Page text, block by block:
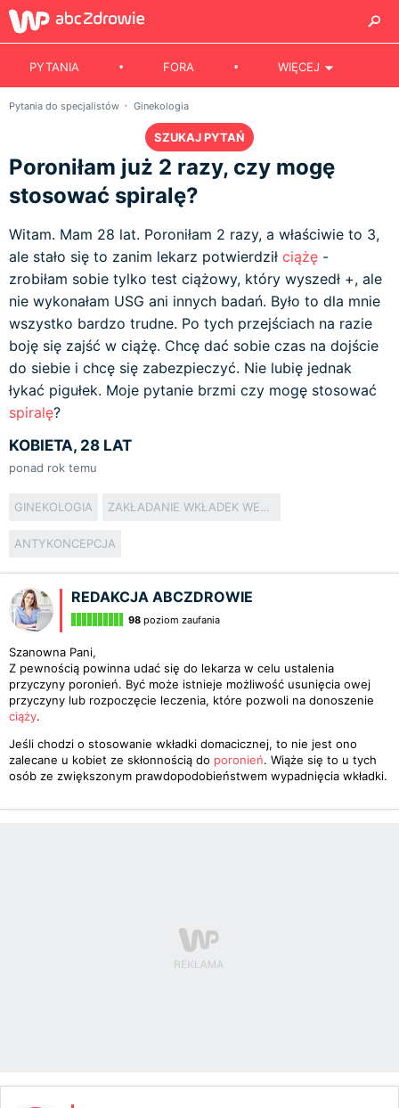
PYTANIA FORA WIĘCEJ
Pytania do specjalistów Ginekologia
SZUKAJ PYTAŃ
Poroniłam już 2 razy, czy mogę
stosować spiralę?
Witam. Mam 28 lat. Poroniłam 2 razy, a właściwie to 3,
ale stało się to zanim lekarz potwierdził ciążę -
zrobiłam sobie tylko test ciążowy, który wyszedł +, ale
nie wykonałam USG ani innych badań. Było to dla mnie
wszystko bardzo trudne. Po tych przejściach na razie
boję się zajść w ciążę. Chcę dać sobie czas na dojście
do siebie i chcę się zabezpieczyć. Nie lubię jednak
łykać pigułek. Moje pytanie brzmi czy mogę stosować
spiralę?
KOBIETA, 28 LAT
ponad rok temu
GINEKOLOGIA ZAKŁADANIE WKŁADEK WEWNĄTRZMACICZNYCH
ANTYKONCEPCJA
REDAKCJA ABCZDROWIE
98 poziom zaufania
Szanowna Pani,
Z pewnością powinna udać się do lekarza w celu ustalenia
przyczyny poronień. Być może istnieje możliwość usunięcia owej
przyczyny lub rozpoczęcie leczenia, które pozwoli na donoszenie
ciąży.
Jeśli chodzi o stosowanie wkładki domacicznej, to nie jest ono
zalecane u kobiet ze skłonnością do poronień. Wiąże się to u tych
osób ze zwiększonym prawdopodobieństwem wypadnięcia wkładki.